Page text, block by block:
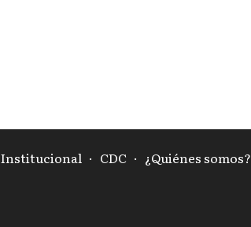
Institucional · CDC · ¿Quiénes somos?